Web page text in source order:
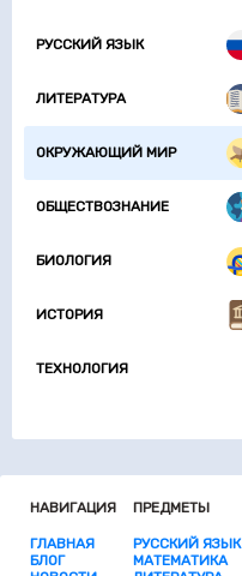
РУССКИЙ ЯЗЫК
ЛИТЕРАТУРА
ОКРУЖАЮЩИЙ МИР
ОБЩЕСТВОЗНАНИЕ
БИОЛОГИЯ
ИСТОРИЯ
ТЕХНОЛОГИЯ
НАВИГАЦИЯ
ГЛАВНАЯ
БЛОГ
ПРЕДМЕТЫ
РУССКИЙ ЯЗЫК
МАТЕМАТИКА